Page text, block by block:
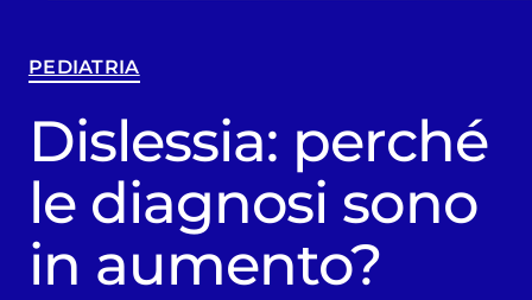
PEDIATRIA
Dislessia: perché
le diagnosi sono
in aumento?